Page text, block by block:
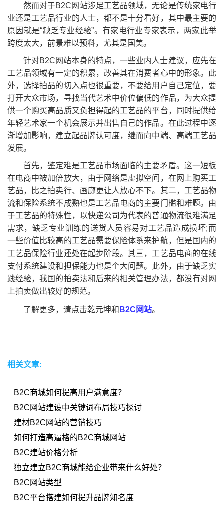
然而对于B2C网站涉足工艺品领域，无论是传统家电行
业还是工艺品行业的人士，都不是十分看好，其中最主要的
原因就是“缺乏专业经验”。有家电行业专家表示，两家此举
跨度太大，前景难以预料，尤其是国美。
针对B2C网站本身的特点，一些业内人士建议，应先在
工艺品领域有一定的积累，改善其在消费者心中的形象。此
外，选择拍品的切入点也很重要，不要给用户自己定位，要
打开大众市场，寻找当代艺术中价位偏低的作品，为大众提
供一个购买高品质又负担得起的工艺品的平台，同时提供给
年轻艺术家一个机会展示并出售自己的作品。在此过程中逐
渐增加影响，建立起品牌认可度，继而向中端、高端工艺品
发展。
首先，鉴定难是工艺品市场面临的主要矛盾。这一短板
在电商中被加倍放大，由于网络是虚拟空间，在网上购买工
艺品，比之拍卖行、画廊更让人放心不下。其二，工艺品物
流和保险系统不成熟也是工艺品电商的主要门槛和难题。由
于工艺品的特殊性，以快递公司为代表的普通物流很难满足
需求，缺乏专业训练的送货人员容易对工艺品造成损坏;而
一些价值比较高的工艺品需要保险体系来护航，但是国内的
工艺品保险行业还处在起步阶段。其三，工艺品电商的在线
支付系统建设和担保能力也是个大问题。此外，由于缺乏实
践经验，我国的拍卖法和后来的相关管理办法，都没有对网
上拍卖做出较好的规范。
了解更多，请点击乾元坤和 B2C网站。
相关文章:
B2C商城如何提高用户满意度？
B2C网站建设中关键词布局技巧探讨
建材B2C网站的营销技巧
如何打造高逼格的B2C商城网站
B2C建站价格分析
独立建立B2C商城能给企业带来什么好处？
B2C网站类型
B2C平台搭建如何提升品牌知名度